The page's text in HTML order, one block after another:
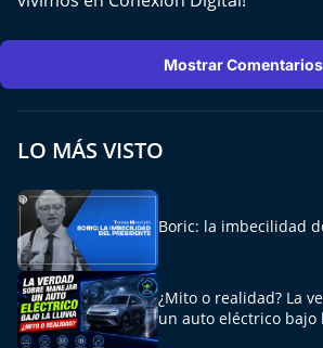
Mostrar Comentarios
LO MÁS VISTO
Boric: la imbecilidad
¿Mito o realidad? La
un auto eléctrico bajo